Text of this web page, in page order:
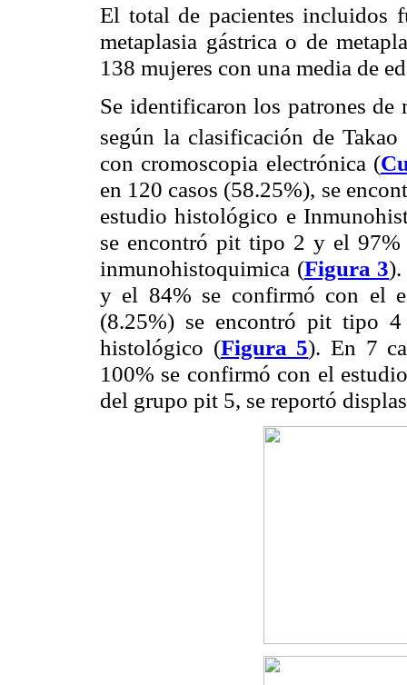
El total de pacientes incluidos
metaplasia gástrica o de
138 mujeres con una media de
Se identificaron los patrones de
según la clasificación de
con cromoscopia electrónica (
en 120 casos (58.25%), se
estudio histológico e
se encontró pit tipo 2 y el
inmunohistoquimica (Figura 3).
y el 84% se confirmó con el
(8.25%) se encontró pit tipo
histológico (Figura 5). En 7
100% se confirmó con el
del grupo pit 5, se reportó